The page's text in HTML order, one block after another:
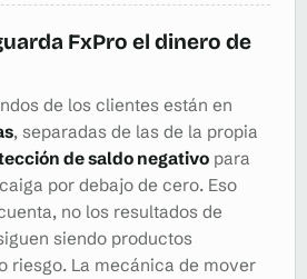
FxPro el dinero de
de los clientes están en
, separadas de las de la propia
de saldo negativo para
por debajo de cero. Eso
no los resultados de
siendo productos
riesgo. La mecánica de mover